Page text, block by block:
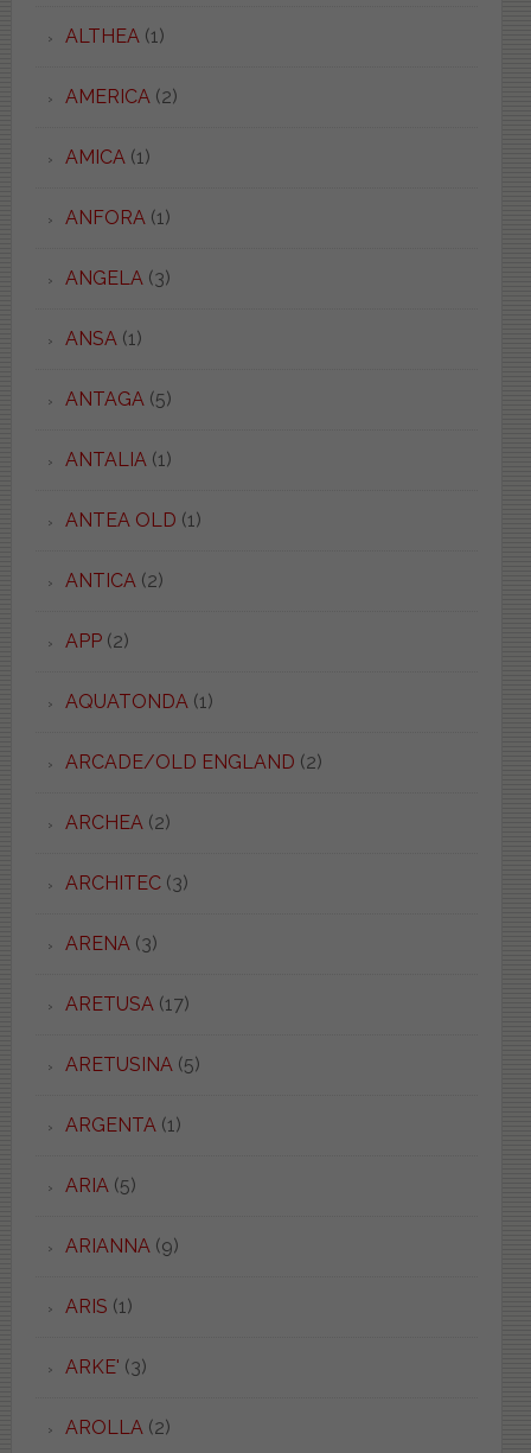
ALTHEA (1)
AMERICA (2)
AMICA (1)
ANFORA (1)
ANGELA (3)
ANSA (1)
ANTAGA (5)
ANTALIA (1)
ANTEA OLD (1)
ANTICA (2)
APP(2)
AQUATONDA (1)
ARCADE/OLD ENGLAND (2)
ARCHEA (2)
ARCHITEC(3)
ARENA (3)
ARETUSA (17)
ARETUSINA (5)
ARGENTA (1)
ARIA (5)
ARIANNA (9)
ARIS (1)
ARKE' (3)
AROLLA (2)